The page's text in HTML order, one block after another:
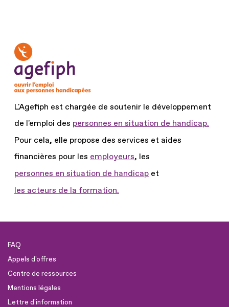
L'Agefiph est chargée de soutenir le développement
de l'emploi des personnes en situation de handicap.
Pour cela, elle propose des services et aides
financières pour les employeurs, les
personnes en situation de handicap et
les acteurs de la formation.
FAQ
Appels d'offres
Centre de ressources
Mentions légales
Lettre d'information